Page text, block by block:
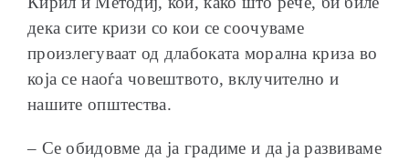
дека сите кризи со кои се соочуваме
произлегуваат од длабоката морална криза во
која се наоѓа човештвото, вклучително и
нашите општества.
– Се обидовме да ја градиме и да ја развиваме